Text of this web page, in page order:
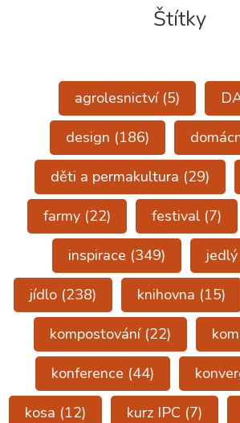
Štítky
agrolesnictví(5)
design (186)
děti a permakultura (29)
farmy(22) festival(7)
inspirace (349)
jídlo(238) knihovna (15)
kompostování(22)
konference (44)
kosa (12) kurz IPC (7)